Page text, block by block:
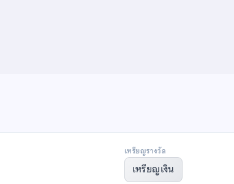
เหรียญรางวัล
เหรียญเงิน